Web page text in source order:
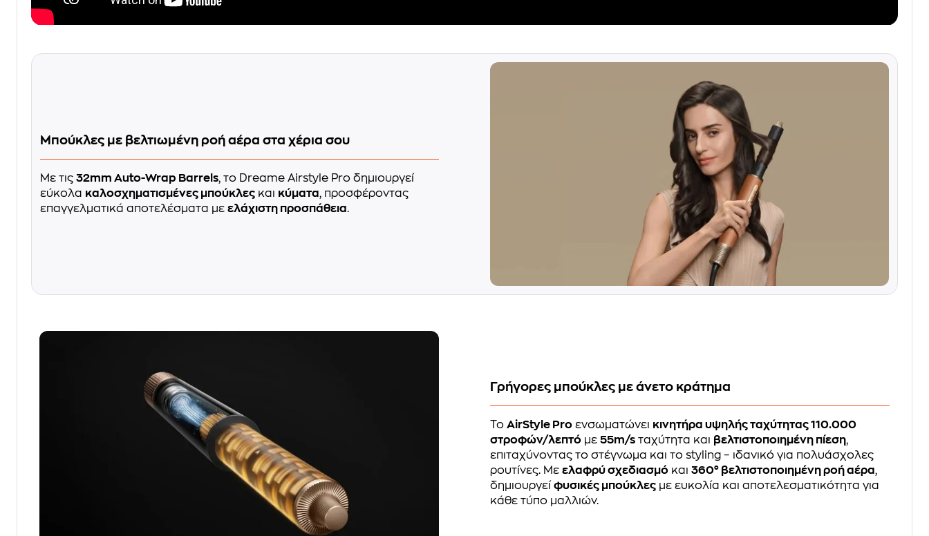
Μπούκλες με βελτιωμένη ροή αέρα στα χέρια σου
Με τις 32mm Auto-Wrap Barrels, το Dreame Airstyle Pro δημιουργεί
εύκολα καλοσχηματισμένες μπούκλες και κύματα, προσφέροντας
επαγγελματικά αποτελέσματα με ελάχιστη προσπάθεια.
Γρήγορες μπούκλες με άνετο κράτημα
ΤοAirStyle Pro ενσωματώνει κινητήρα υψηλής ταχύτητας 110.000
στροφών/λεπτό με55m/s ταχύτητα και βελτιστοποιημένη πίεση,
επιταχύνοντας το στέγνωμα και το styling – ιδανικό για πολυάσχολες
ρουτίνες. Μεελαφρύ σχεδιασμό και360° βελτιστοποιημένη ροή αέρα,
δημιουργείφυσικές μπούκλες με ευκολία και αποτελεσματικότητα για
κάθε τύπο μαλλιών.